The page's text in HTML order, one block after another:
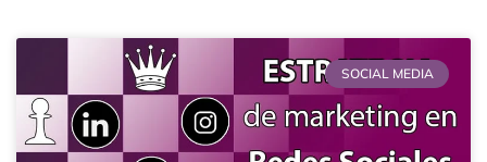
SOCIAL MEDIA
Página PáginaPáginaPáginaPágina